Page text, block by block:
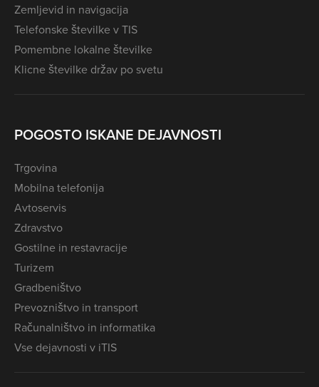
Zemljevid in navigacija
Telefonske številke v TIS
Pomembne lokalne številke
Klicne številke držav po svetu
POGOSTO ISKANE DEJAVNOSTI
Trgovina
Mobilna telefonija
Avtoservis
Zdravstvo
Gostilne in restavracije
Turizem
Gradbeništvo
Prevozništvo in transport
Računalništvo in informatika
Vse dejavnosti v iTIS